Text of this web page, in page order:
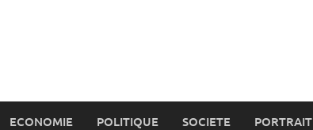
ECONOMIE POLITIQUE SOCIETE PORTRAIT